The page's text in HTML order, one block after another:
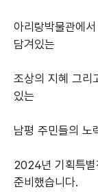
아리랑박물관에
담겨있는
조상의 지혜 그리
있는
남평 주민들의 노
2024년 기획특
준비했습니다.